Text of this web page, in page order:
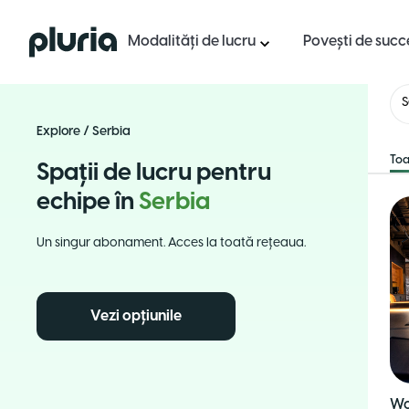
Logo Pluria Modalități de lucru Povești de
Explore / Serbia
Spații de lucru pentru
echipe în Serbia
Un singur abonament. Acces la toată rețeaua.
Vezi opțiunile